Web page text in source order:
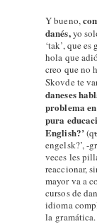
Y bueno,
danés,yo
‘tak’, que
hola que
creo que no
Skovde te
daneses
problema
pura
English?’(q
engelsk?’, -
veces les
reaccionar,
mayor va a
cursos de
idioma
la gramática.